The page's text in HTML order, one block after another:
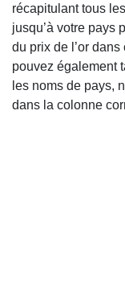
récapitulant tous
jusqu’à votre pays
du prix de l’or dans
pouvez également
les noms de pays,
dans la colonne